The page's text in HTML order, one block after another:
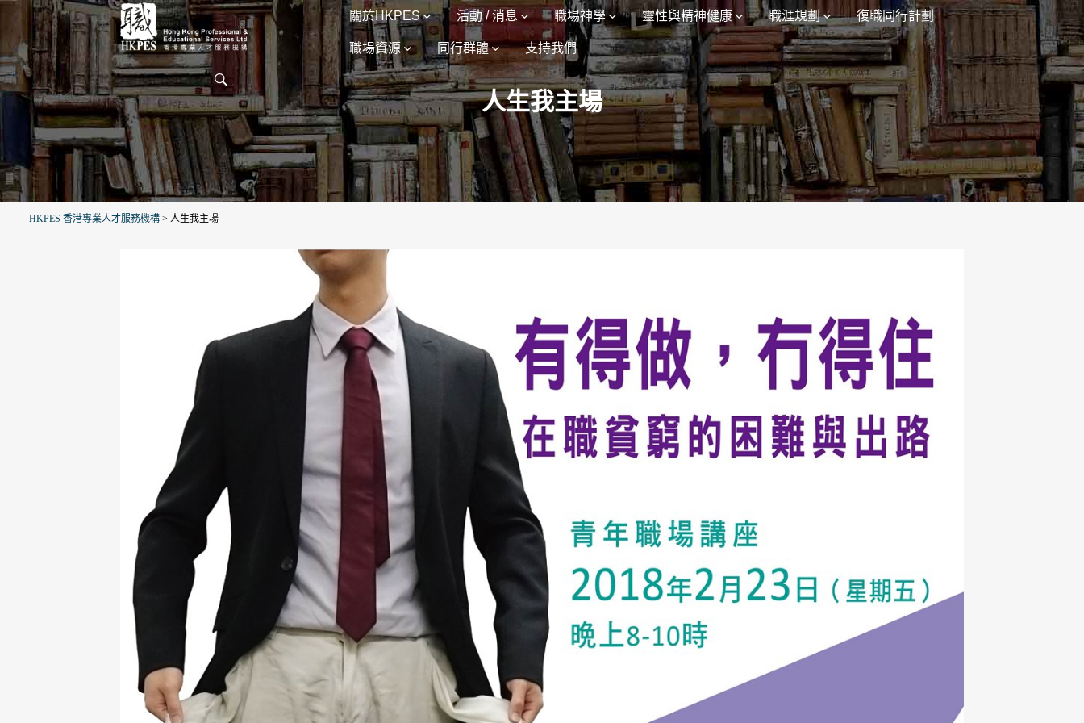
關於HKPES 活動 / 消息 職場神學 靈性與精神健康 職涯規劃 復職同行計劃
職場資源 同行群體 支持我們
人生我主場
HKPES 香港專業人才服務機構 > 人生我主場